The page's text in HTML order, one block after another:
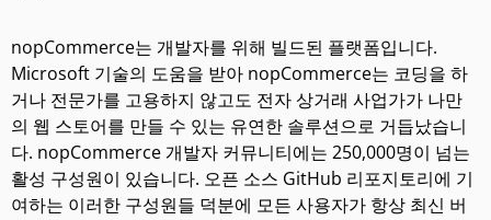
nopCommerce는 개발자를 위해 빌드된 플랫폼입니다.
Microsoft 기술의 도움을 받아 nopCommerce는 코딩을 하
거나 전문가를 고용하지 않고도 전자 상거래 사업가가 나만
의 웹 스토어를 만들 수 있는 유연한 솔루션으로 거듭났습니
다. nopCommerce 개발자 커뮤니티에는 250,000명이 넘는
활성 구성원이 있습니다. 오픈 소스 GitHub 리포지토리에 기
여하는 이러한 구성원들 덕분에 모든 사용자가 항상 최신 버